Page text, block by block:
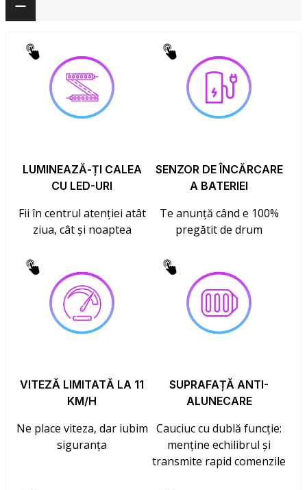
LUMINEAZĂ-ȚI CALEA
CU LED-URI
Fii în centrul atenției atât
ziua, cât și noaptea
SENZOR DE ÎNCĂRCARE
A BATERIEI
Te anunță când e 100%
pregătit de drum
VITEZĂ LIMITATĂ LA 11
KM/H
Ne place viteza, dar iubim
siguranța
SUPRAFAȚĂ ANTI-
ALUNECARE
Cauciuc cu dublă funcție:
menține echilibrul și
transmite rapid comenzile